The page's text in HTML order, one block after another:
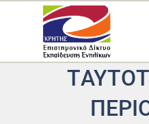
Μετάβαση
περιεχόμενο